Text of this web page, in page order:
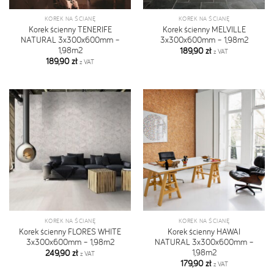
KOREK NA ŚCIANĘ
Korek ścienny TENERIFE
NATURAL 3x300x600mm –
1,98m2
189,90zł z VAT
KOREK NA ŚCIANĘ
Korek ścienny MELVILLE
3x300x600mm – 1,98m2
189,90zł z VAT
KOREK NA ŚCIANĘ
Korek ścienny FLORES WHITE
3x300x600mm – 1,98m2
249,90zł z VAT
KOREK NA ŚCIANĘ
Korek ścienny HAWAI
NATURAL 3x300x600mm –
1,98m2
179,90zł z VAT